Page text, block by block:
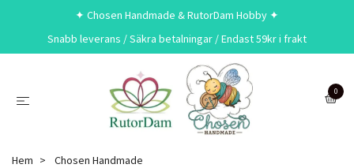
✦ Chosen Handmade & RutorDam Hobby ✦
Snabb leverans / Säkra betalningar / Endast 59kr i frakt
0
Hem Chosen Handmade